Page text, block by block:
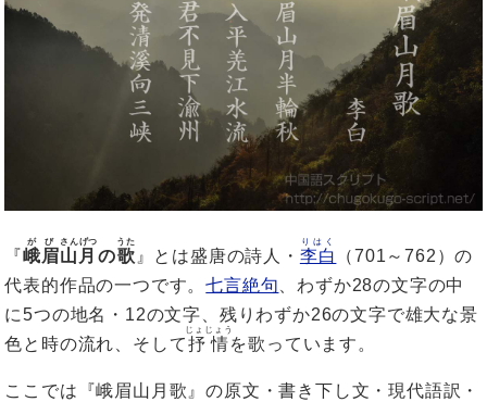
『峨眉
がび
山月
さんげつ
の歌
うた
』とは盛唐の詩人・ 李白
りはく
（701～762）の
代表的作品の一つです。七言絶句 、わずか28の文字の中
に5つの地名・12の文字、残りわずか26の文字で雄大な景
色と時の流れ、そして抒情
じょじょう
を歌っています。
ここでは『峨眉山月歌』の原文・書き下し文・現代語訳・